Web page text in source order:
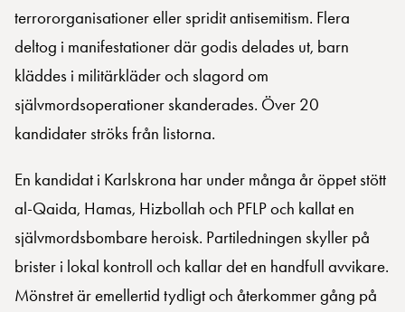
terrororganisationer eller spridit antisemitism. Flera
deltog i manifestationer där godis delades ut, barn
kläddes i militärkläder och slagord om
självmordsoperationer skanderades. Över 20
kandidater ströks från listorna.
En kandidat i Karlskrona har under många år öppet stött
al-Qaida, Hamas, Hizbollah och PFLP och kallat en
självmordsbombare heroisk. Partiledningen skyller på
brister i lokal kontroll och kallar det en handfull avvikare.
Mönstret är emellertid tydligt och återkommer gång på